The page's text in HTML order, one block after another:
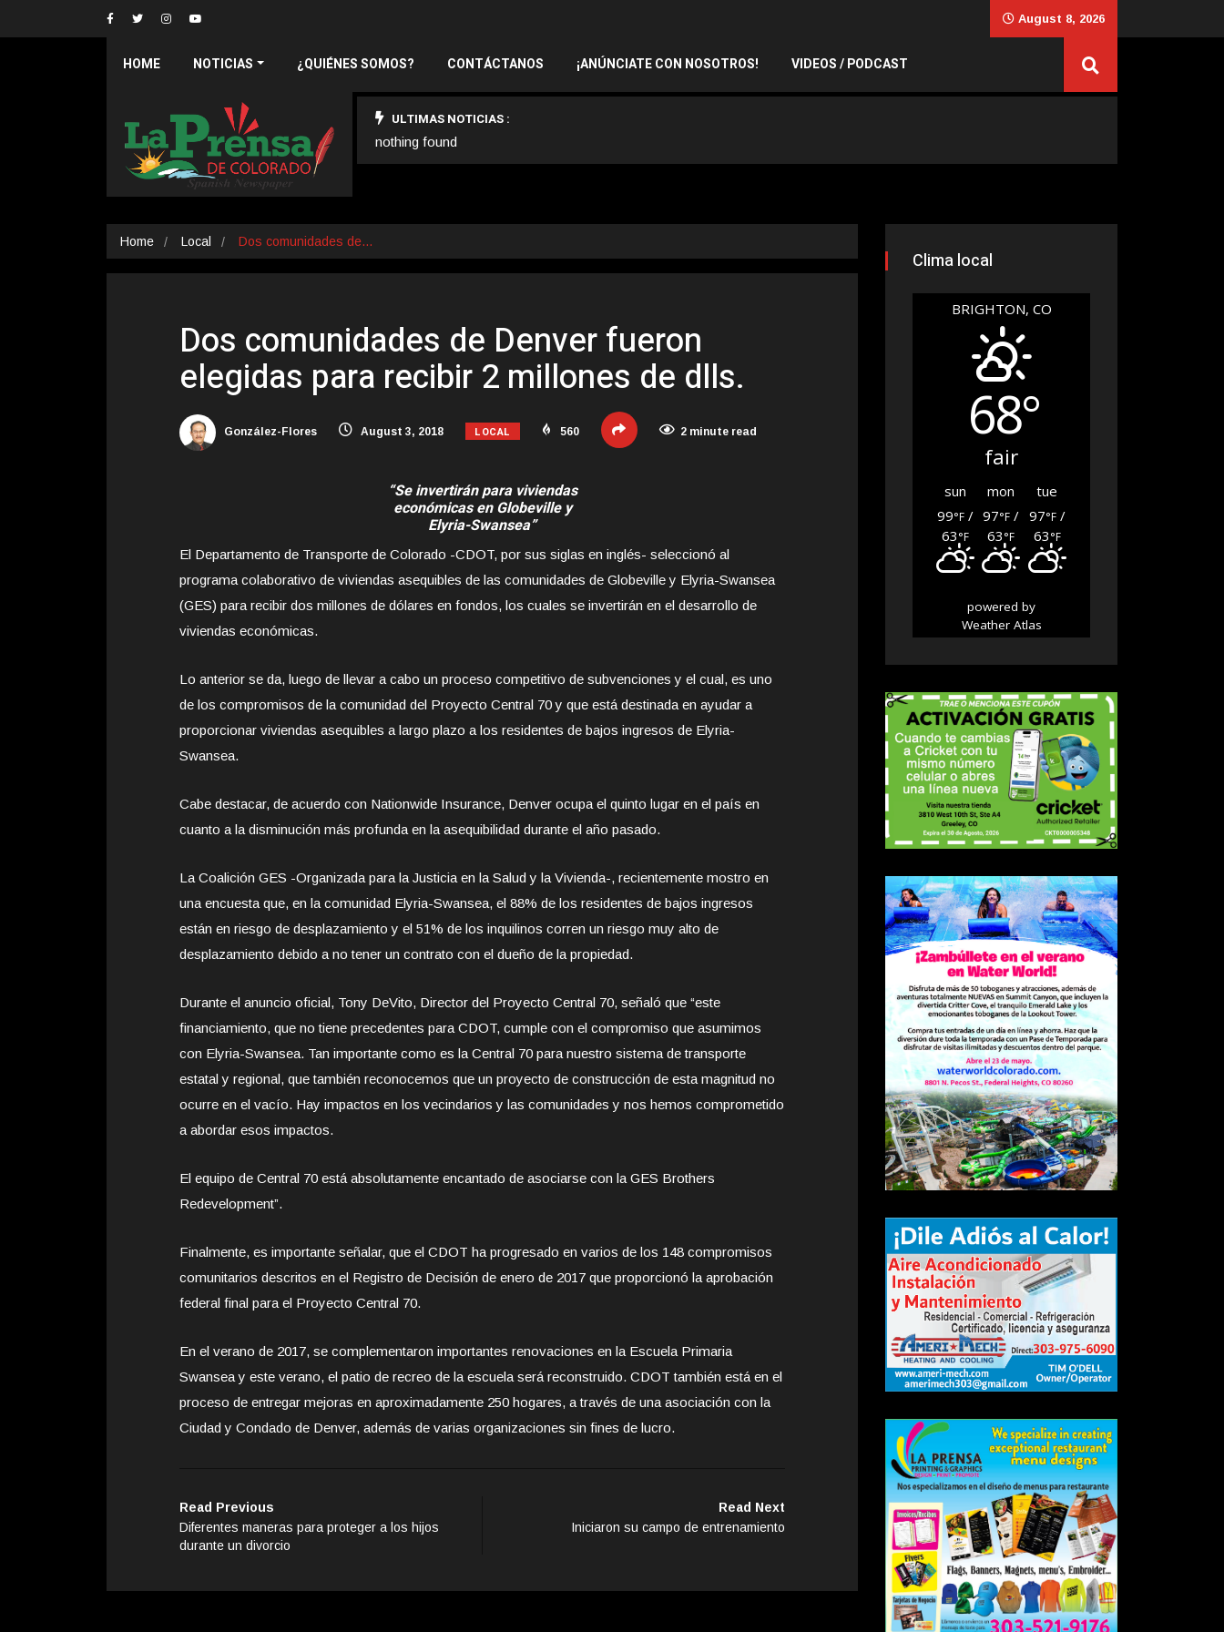
August 8, 2026
HOME NOTICIAS ¿QUIÉNES SOMOS? CONTÁCTANOS ¡ANÚNCIATE CON NOSOTROS! VIDEOS / PODCAST
ULTIMAS NOTICIAS :
nothing found
Home Local Dos comunidades de…
Dos comunidades de Denver fueron
elegidas para recibir 2 millones de dlls.
González-Flores August 3, 2018 LOCAL 560 2 minute read
“Se invertirán para viviendas
económicas en Globeville y
Elyria-Swansea”
El Departamento de Transporte de Colorado -CDOT, por sus siglas en inglés- seleccionó al
programa colaborativo de viviendas asequibles de las comunidades de Globeville y Elyria-Swansea
(GES) para recibir dos millones de dólares en fondos, los cuales se invertirán en el desarrollo de
viviendas económicas.
Lo anterior se da, luego de llevar a cabo un proceso competitivo de subvenciones y el cual, es uno
de los compromisos de la comunidad del Proyecto Central 70 y que está destinada en ayudar a
proporcionar viviendas asequibles a largo plazo a los residentes de bajos ingresos de Elyria-
Swansea.
Cabe destacar, de acuerdo con Nationwide Insurance, Denver ocupa el quinto lugar en el país en
cuanto a la disminución más profunda en la asequibilidad durante el año pasado.
La Coalición GES -Organizada para la Justicia en la Salud y la Vivienda-, recientemente mostro en
una encuesta que, en la comunidad Elyria-Swansea, el 88% de los residentes de bajos ingresos
están en riesgo de desplazamiento y el 51% de los inquilinos corren un riesgo muy alto de
desplazamiento debido a no tener un contrato con el dueño de la propiedad.
Durante el anuncio oficial, Tony DeVito, Director del Proyecto Central 70, señaló que “este
financiamiento, que no tiene precedentes para CDOT, cumple con el compromiso que asumimos
con Elyria-Swansea. Tan importante como es la Central 70 para nuestro sistema de transporte
estatal y regional, que también reconocemos que un proyecto de construcción de esta magnitud no
ocurre en el vacío. Hay impactos en los vecindarios y las comunidades y nos hemos comprometido
a abordar esos impactos.
El equipo de Central 70 está absolutamente encantado de asociarse con la GES Brothers
Redevelopment”.
Finalmente, es importante señalar, que el CDOT ha progresado en varios de los 148 compromisos
comunitarios descritos en el Registro de Decisión de enero de 2017 que proporcionó la aprobación
federal final para el Proyecto Central 70.
En el verano de 2017, se complementaron importantes renovaciones en la Escuela Primaria
Swansea y este verano, el patio de recreo de la escuela será reconstruido. CDOT también está en el
proceso de entregar mejoras en aproximadamente 250 hogares, a través de una asociación con la
Ciudad y Condado de Denver, además de varias organizaciones sin fines de lucro.
Read Previous
Diferentes maneras para proteger a los hijos
durante un divorcio
Read Next
Iniciaron su campo de entrenamiento
Clima local
BRIGHTON, CO
68°
fair
sun mon
tue
99°F /
63°F
97°F /
63°F
97°F/
63°F
powered by
Weather Atlas